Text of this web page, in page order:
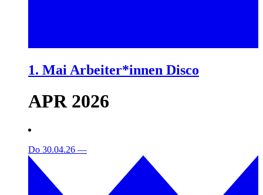
1. Mai Arbeiter*innen Disco
APR 2026
Do 30.04.26 —